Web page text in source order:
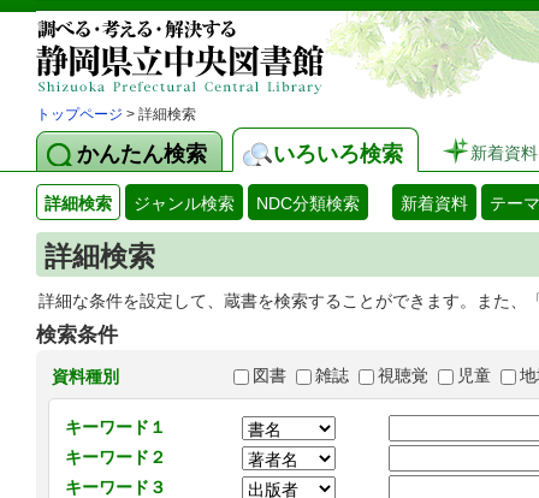
トップページ > 詳細検索
かんたん検索 いろいろ検索 新着資料
詳細検索 ジャンル検索 NDC分類検索 新着資料 テー
詳細検索
詳細な条件を設定して、蔵書を検索することができます。また
検索条件
資料種別 図書 雑誌 視聴覚 児童
キーワード１
キーワード２
キーワード３